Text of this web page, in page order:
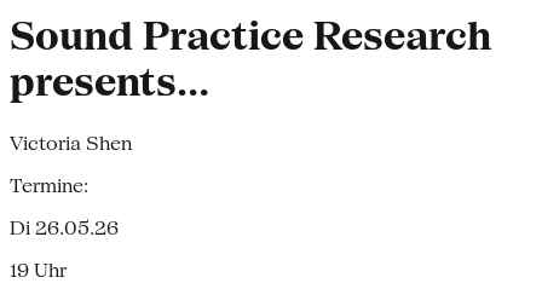
Sound Practice Research
presents...
Victoria Shen
Termine:
Di 26.05.26
19 Uhr